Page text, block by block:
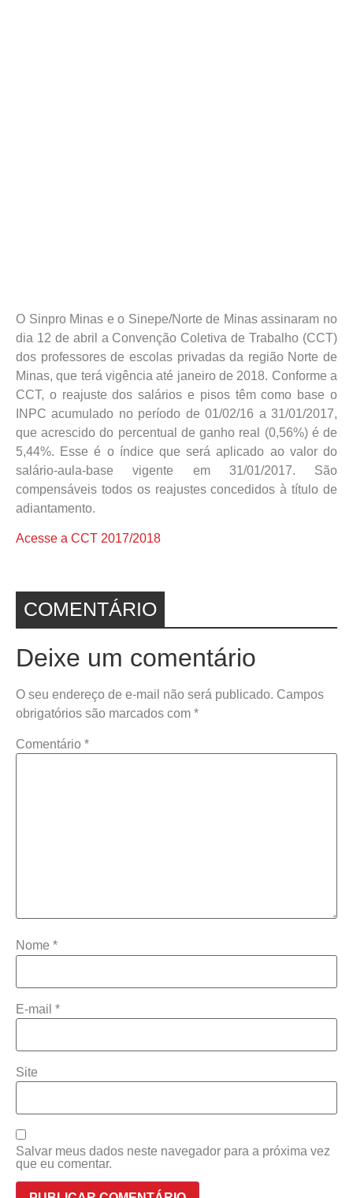
O Sinpro Minas e o Sinepe/Norte de Minas assinaram no
dia 12 de abril a Convenção Coletiva de Trabalho (CCT)
dos professores de escolas privadas da região Norte de
Minas, que terá vigência até janeiro de 2018. Conforme a
CCT, o reajuste dos salários e pisos têm como base o
INPC acumulado no período de 01/02/16 a 31/01/2017,
que acrescido do percentual de ganho real (0,56%) é de
5,44%. Esse é o índice que será aplicado ao valor do
salário-aula-base vigente em 31/01/2017. São
compensáveis todos os reajustes concedidos à título de
adiantamento.
Acesse a CCT 2017/2018
COMENTÁRIO
Deixe um comentário
O seu endereço de e-mail não será publicado. Campos
obrigatórios são marcados com *
Comentário *
Nome *
E-mail *
Site
Salvar meus dados neste navegador para a próxima vez
que eu comentar.